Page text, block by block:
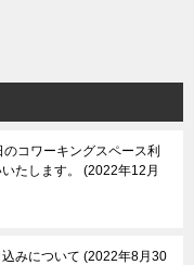
コワーキングスペース利
たします。
2022年12月
みについて 2022年8月30